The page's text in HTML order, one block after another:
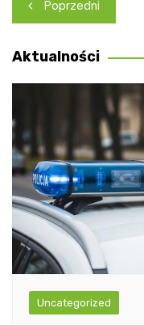
wpisu
Poprzedni
Aktualności
Uncategorized